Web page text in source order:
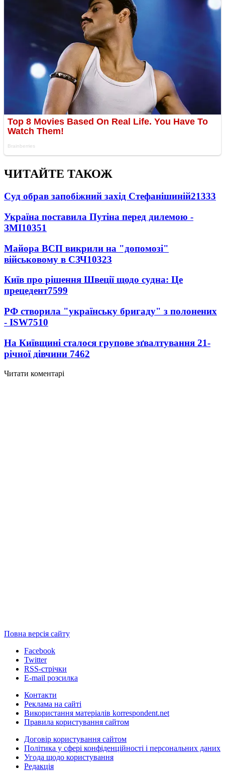
ЧИТАЙТЕ ТАКОЖ
Суд обрав запобіжний захід Стефанішиній21333
Україна поставила Путіна перед дилемою -
ЗМІ10351
Майора ВСП викрили на "допомозі"
військовому в СЗЧ10323
Київ про рішення Швеції щодо судна: Це
прецедент7599
РФ створила "українську бригаду" з полонених
- ISW7510
На Київщині сталося групове зґвалтування 21-
річної дівчини 7462
Читати коментарі
Повна версія сайту
Facebook
Twitter
RSS-стрічки
E-mail розсилка
Контакти
Реклама на сайті
Використання матеріалів korrespondent.net
Правила користування сайтом
Договір користування сайтом
Політика у сфері конфіденційності і персональних даних
Угода щодо користування
Редакція